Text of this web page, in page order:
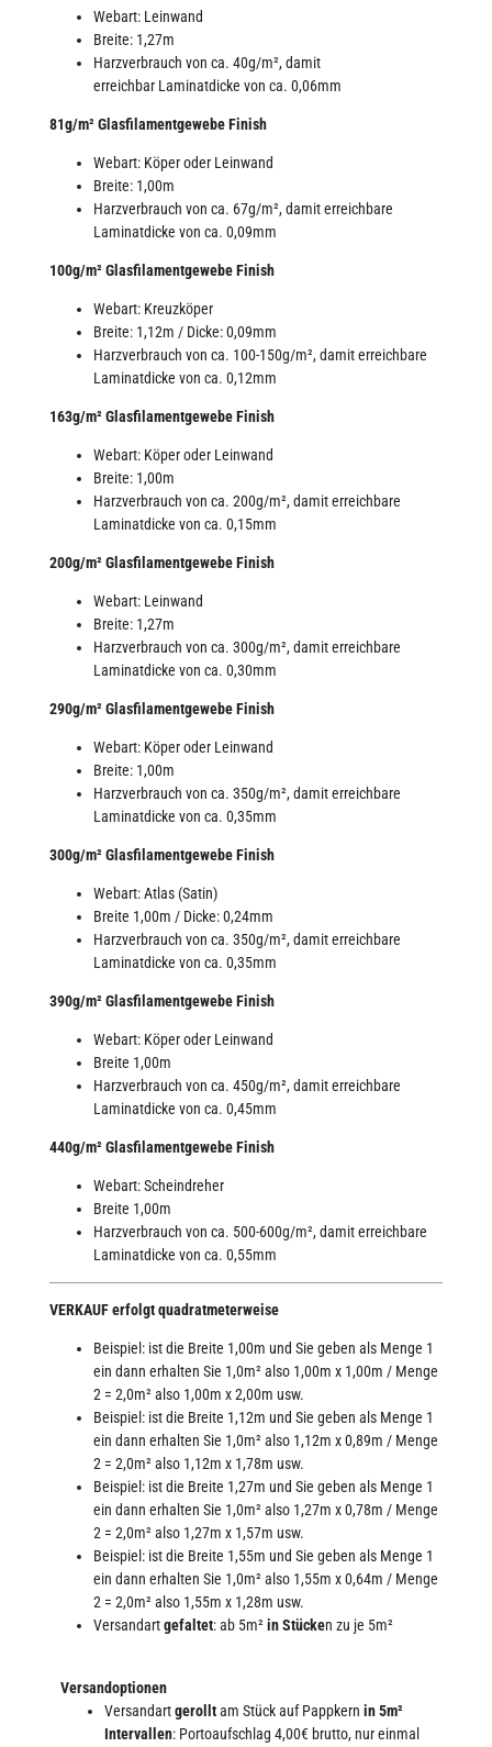
Webart: Leinwand
Breite: 1,27m
Harzverbrauch von ca. 40g/m², damit
erreichbar Laminatdicke von ca. 0,06mm
81g/m² Glasfilamentgewebe Finish
Webart: Köper oder Leinwand
Breite: 1,00m
Harzverbrauch von ca. 67g/m², damit erreichbare
Laminatdicke von ca. 0,09mm
100g/m² Glasfilamentgewebe Finish
Webart: Kreuzköper
Breite: 1,12m / Dicke: 0,09mm
Harzverbrauch von ca. 100-150g/m², damit erreichbare
Laminatdicke von ca. 0,12mm
163g/m² Glasfilamentgewebe Finish
Webart: Köper oder Leinwand
Breite: 1,00m
Harzverbrauch von ca. 200g/m², damit erreichbare
Laminatdicke von ca. 0,15mm
200g/m² Glasfilamentgewebe Finish
Webart: Leinwand
Breite: 1,27m
Harzverbrauch von ca. 300g/m², damit erreichbare
Laminatdicke von ca. 0,30mm
290g/m² Glasfilamentgewebe Finish
Webart: Köper oder Leinwand
Breite: 1,00m
Harzverbrauch von ca. 350g/m², damit erreichbare
Laminatdicke von ca. 0,35mm
300g/m² Glasfilamentgewebe Finish
Webart: Atlas (Satin)
Breite 1,00m / Dicke: 0,24mm
Harzverbrauch von ca. 350g/m², damit erreichbare
Laminatdicke von ca. 0,35mm
390g/m² Glasfilamentgewebe Finish
Webart: Köper oder Leinwand
Breite 1,00m
Harzverbrauch von ca. 450g/m², damit erreichbare
Laminatdicke von ca. 0,45mm
440g/m² Glasfilamentgewebe Finish
Webart: Scheindreher
Breite 1,00m
Harzverbrauch von ca. 500-600g/m², damit erreichbare
Laminatdicke von ca. 0,55mm
VERKAUF erfolgt quadratmeterweise
Beispiel: ist die Breite 1,00m und Sie geben als Menge 1
ein dann erhalten Sie 1,0m² also 1,00m x 1,00m / Menge
2 = 2,0m² also 1,00m x 2,00m usw.
Beispiel: ist die Breite 1,12m und Sie geben als Menge 1
ein dann erhalten Sie 1,0m² also 1,12m x 0,89m / Menge
2 = 2,0m² also 1,12m x 1,78m usw.
Beispiel: ist die Breite 1,27m und Sie geben als Menge 1
ein dann erhalten Sie 1,0m² also 1,27m x 0,78m / Menge
2 = 2,0m² also 1,27m x 1,57m usw.
Beispiel: ist die Breite 1,55m und Sie geben als Menge 1
ein dann erhalten Sie 1,0m² also 1,55m x 0,64m / Menge
2 = 2,0m² also 1,55m x 1,28m usw.
Versandartgefaltet: ab 5m² in Stücken zu je 5m²
Versandoptionen
Versandartgerolltam Stück auf Pappkern in 5m²
Intervallen: Portoaufschlag 4,00€ brutto, nur einmal